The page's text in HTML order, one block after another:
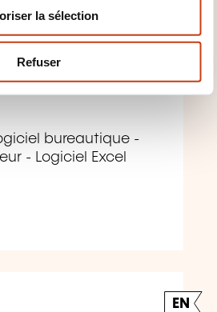
la sélection
Refuser
365 - Niveau 2
bureautique -
- Logiciel Excel
EN